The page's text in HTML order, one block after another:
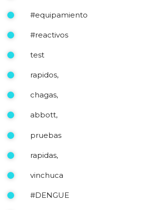
#equipamiento
#reactivos
test
rapidos,
chagas,
abbott,
pruebas
rapidas,
vinchuca
#DENGUE